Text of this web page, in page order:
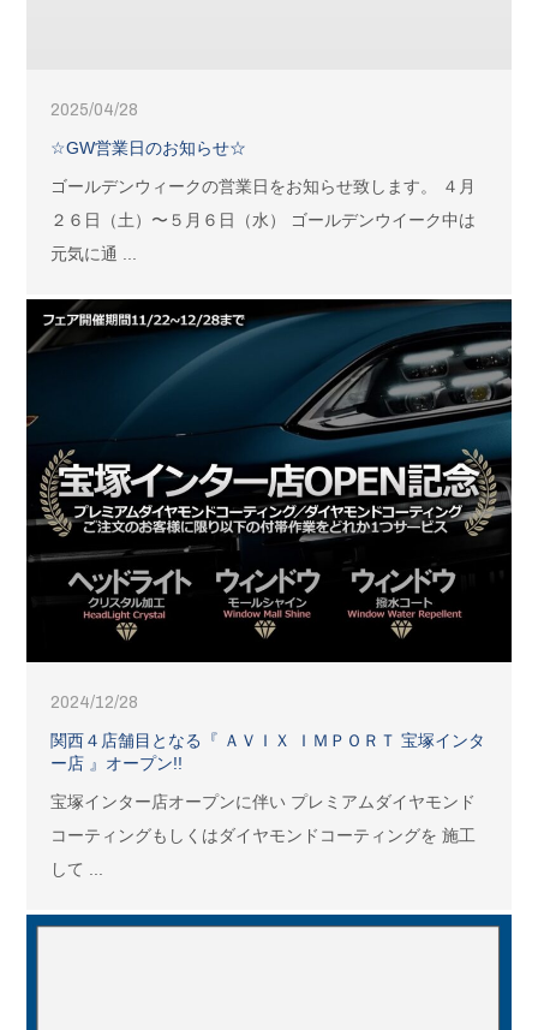
2025/04/28
☆GW営業日のお知らせ☆
ゴールデンウィークの営業日をお知らせ致します。 ４月
２６日（土）〜５月６日（水） ゴールデンウイーク中は
元気に通 ...
2024/12/28
関西４店舗目となる『 ＡＶＩＸ ＩＭＰＯＲＴ 宝塚インタ
ー店 』オープン!!
宝塚インター店オープンに伴い プレミアムダイヤモンド
コーティングもしくはダイヤモンドコーティングを 施工
して ...